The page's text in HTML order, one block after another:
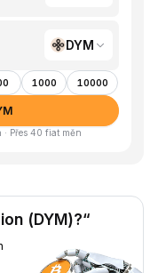
DYM
1000 10000
· Přes 40 fiat měn
(DYM)?“